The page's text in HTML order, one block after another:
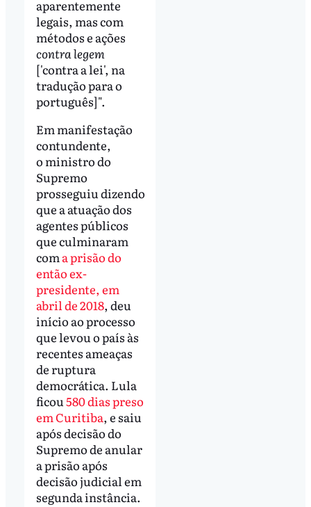
aparentemente
legais, mas com
métodos e ações
contra legem
['contra a lei', na
tradução para o
português]".
Em manifestação
contundente,
o ministro do
Supremo
prosseguiu dizendo
que a atuação dos
agentes públicos
que culminaram
coma prisão do
então ex-
presidente, em
abril de 2018, deu
início ao processo
que levou o país às
recentes ameaças
de ruptura
democrática. Lula
ficou580 dias preso
em Curitiba, e saiu
após decisão do
Supremo de anular
a prisão após
decisão judicial em
segunda instância.